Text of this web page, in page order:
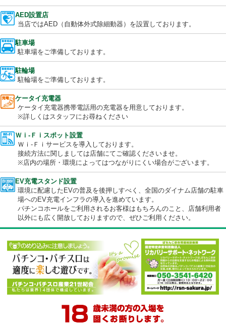
車椅子ご利用の方も安心
従業員をお呼びください。設置された椅子を取り外し、車椅子に
りいただいたまま遊べるようにさせていただきます。
AED設置店
当店ではAED（自動体外式除細動器）を設置しております。
駐車場
駐車場をご準備しております。
駐輪場
駐輪場をご準備しております。
ケータイ充電器
ケータイ充電器携帯電話用の充電器を用意しております。
※詳しくはスタッフにお尋ねください
Ｗｉ-Ｆｉスポット設置
Ｗｉ-Ｆｉサービスを導入しております。
接続方法に関しましては店舗にてご確認くださいませ。
※店内の場所・環境によってはつながりにくい場合がございます
環境に配慮したEVの普及を後押しすべく、全国のダイナム店舗
場へのEV充電インフラの導入を進めています。
パチンコホールをご利用されるお客様はもちろんのこと、店舗利
以外にも広く開放しておりますので、ぜひご利用ください。